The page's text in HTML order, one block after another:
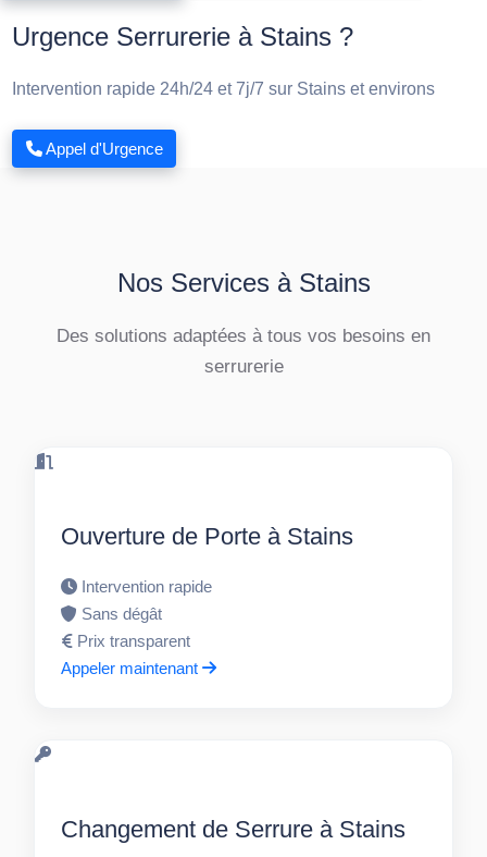
Urgence Serrurerie à Stains ?
Intervention rapide 24h/24 et 7j/7 sur Stains et environs
Appel d'Urgence
Nos Services à Stains
Des solutions adaptées à tous vos besoins en
serrurerie
Ouverture de Porte à Stains
Intervention rapide
Sans dégât
Prix transparent
Appeler maintenant
Changement de Serrure à Stains